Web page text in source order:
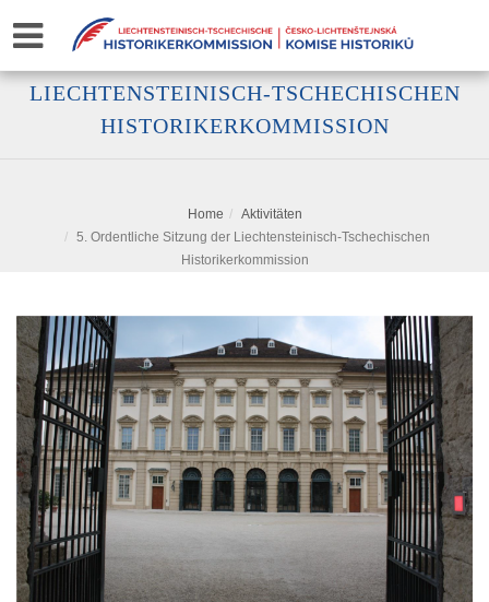
LIECHTENSTEINISCH-TSCHECHISCHEN
HISTORIKERKOMMISSION
Home
Aktivitäten
5. Ordentliche Sitzung der Liechtensteinisch-Tschechischen
Historikerkommission